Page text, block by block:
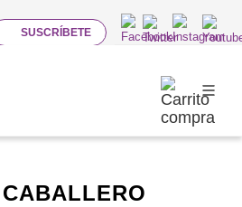
SUSCRÍBETECLIC